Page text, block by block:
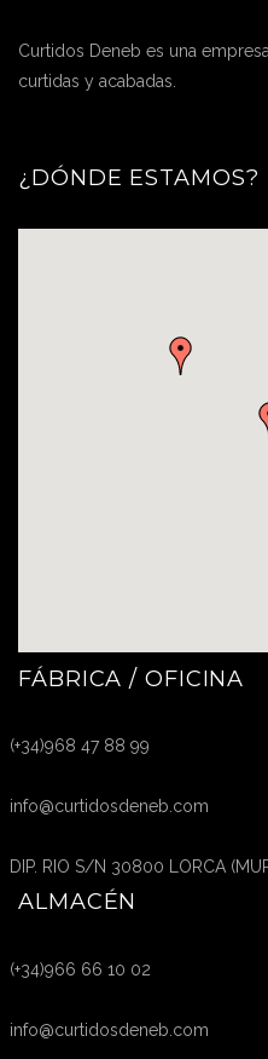
Curtidos Deneb es una
curtidas y acabadas.
¿DÓNDE ESTAMOS?
FÁBRICA / OFICINA
(+34)968 47 88 99
info@curtidosdeneb.com
DIP. RIO S/N 30800 LORCA
ALMACÉN
(+34)966 66 10 02
info@curtidosdeneb.com